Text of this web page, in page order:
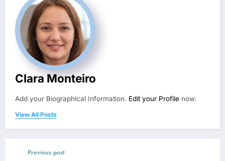
Clara Monteiro
Add your Biographical Information. Edit your Profile now.
View All Posts
Previous post